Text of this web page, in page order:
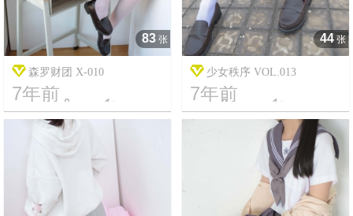
83 张
森罗财团 X-010
7年前
8 2960
44 张
少女秩序 VOL.013
7年前
17 16630